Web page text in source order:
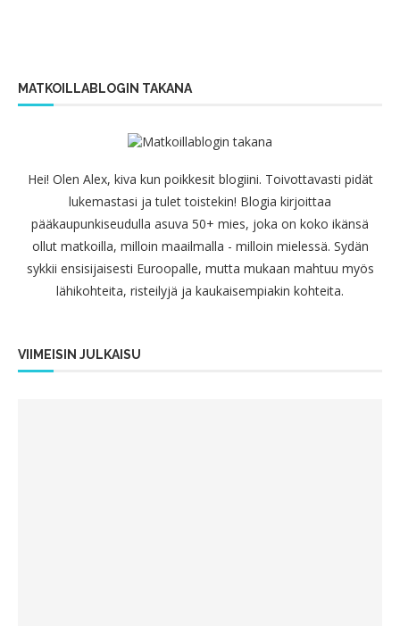
MATKOILLABLOGIN TAKANA
Hei! Olen Alex, kiva kun poikkesit blogiini. Toivottavasti pidät
lukemastasi ja tulet toistekin! Blogia kirjoittaa
pääkaupunkiseudulla asuva 50+ mies, joka on koko ikänsä
ollut matkoilla, milloin maailmalla - milloin mielessä. Sydän
sykkii ensisijaisesti Euroopalle, mutta mukaan mahtuu myös
lähikohteita, risteilyjä ja kaukaisempiakin kohteita.
VIIMEISIN JULKAISU